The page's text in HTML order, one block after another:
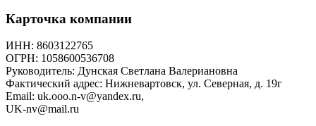
Карточка компании
ИНН: 8603122765
ОГРН: 1058600536708
Руководитель: Дунская Светлана Валериановна
Фактический адрес: Нижневартовск, ул. Северная, д. 19г
Email: uk.ooo.n-v@yandex.ru,
UK-nv@mail.ru